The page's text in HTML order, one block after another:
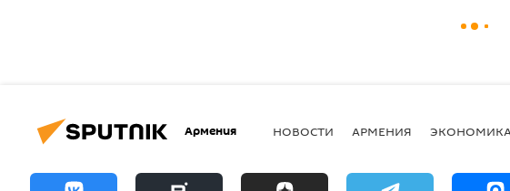
Армения НОВОСТИ АРМЕНИЯ